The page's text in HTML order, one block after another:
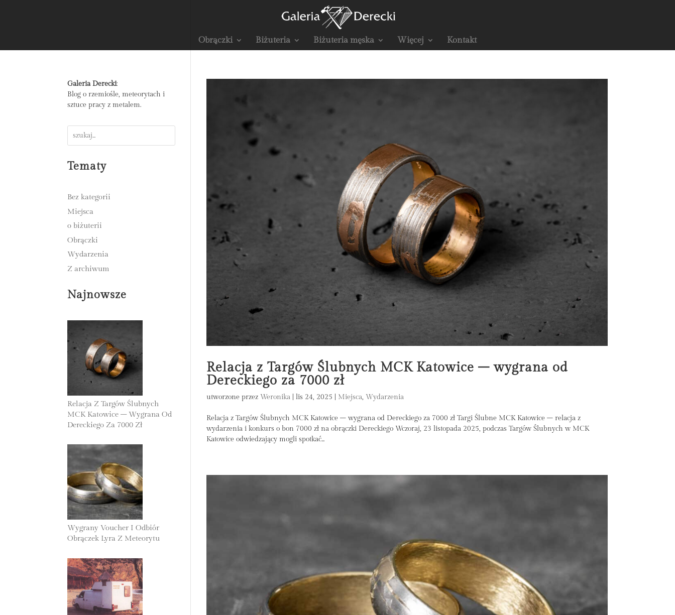
Obrączki Biżuteria Biżuteria męska Więcej Kontakt
Relacja z Targów Ślubnych MCK Katowice – wygrana od
Dereckiego za 7000 zł
utworzone przezWeronika |lis 24, 2025 Miejsca,Wydarzenia
Relacja z Targów Ślubnych MCK Katowice – wygrana od Dereckiego za 7000 zł Targi Ślubne MCK Katowice – relacja z
wydarzenia i konkurs o bon 7000 zł na obrączki Dereckiego Wczoraj, 23 listopada 2025, podczas Targów Ślubnych w MCK
Katowice odwiedzający mogli spotkać...
Galeria Derecki:
Blog o rzemiośle, meteorytach i
sztuce pracy z metalem.
Tematy
Bez kategorii
Miejsca
o biżuterii
Obrączki
Wydarzenia
Z archiwum
Najnowsze
Relacja Z Targów Ślubnych
MCK Katowice – Wygrana Od
Dereckiego Za 7000 Zł
Wygrany Voucher I Odbiór
Obrączek Lyra Z Meteorytu